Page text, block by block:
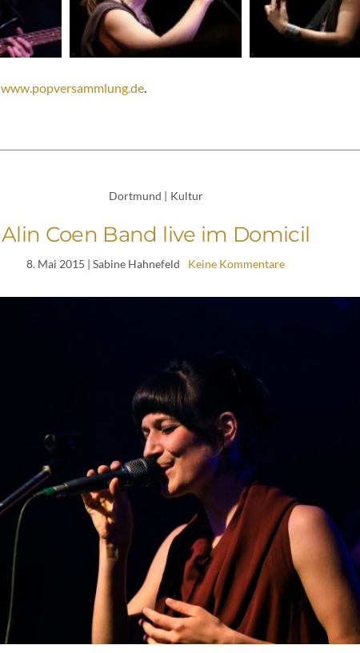
www.popversammlung.de.
Dortmund | Kultur
Alin Coen Band live im Domicil
8. Mai 2015 | Sabine Hahnefeld Keine Kommentare